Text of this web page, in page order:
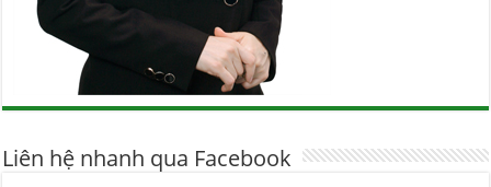
Liên hệ nhanh qua Facebook